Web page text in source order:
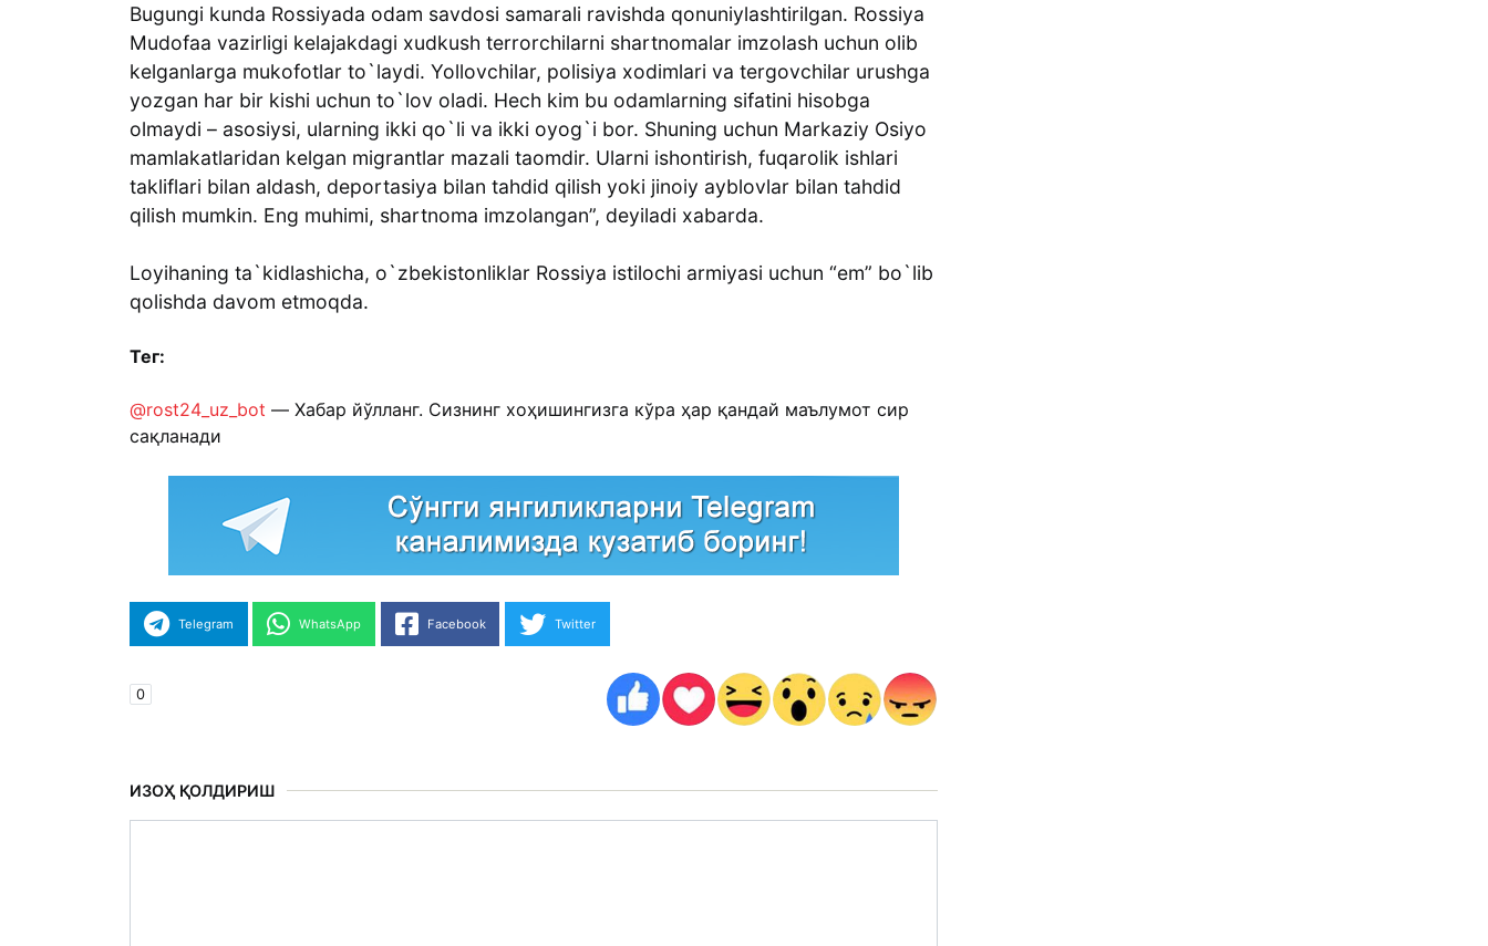
Bugungi kunda Rossiyada odam savdosi samarali ravishda qonuniylashtirilgan. Rossiya
Mudofaa vazirligi kelajakdagi xudkush terrorchilarni shartnomalar imzolash uchun olib
kelganlarga mukofotlar to`laydi. Yollovchilar, polisiya xodimlari va tergovchilar urushga
yozgan har bir kishi uchun to`lov oladi. Hech kim bu odamlarning sifatini hisobga
olmaydi – asosiysi, ularning ikki qo`li va ikki oyog`i bor. Shuning uchun Markaziy Osiyo
mamlakatlaridan kelgan migrantlar mazali taomdir. Ularni ishontirish, fuqarolik ishlari
takliflari bilan aldash, deportasiya bilan tahdid qilish yoki jinoiy ayblovlar bilan tahdid
qilish mumkin. Eng muhimi, shartnoma imzolangan”, deyiladi xabarda.
Loyihaning ta`kidlashicha, o`zbekistonliklar Rossiya istilochi armiyasi uchun “em” bo`lib
qolishda davom etmoqda.
Тег:
@rost24_uz_bot — Хабар йўлланг. Сизнинг хоҳишингизга кўра ҳар қандай маълумот сир
сақланади
Telegram WhatsApp Facebook Twitter
0
ИЗОҲ ҚОЛДИРИШ